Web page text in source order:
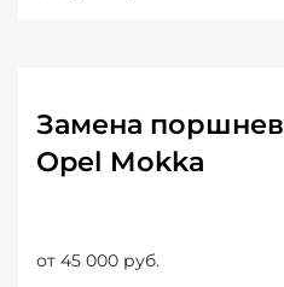
Замена
Opel Mokka
от 45 000 руб.